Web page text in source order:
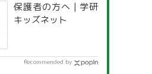
保護者の方へ | 学研
キッズネット
Recommended by